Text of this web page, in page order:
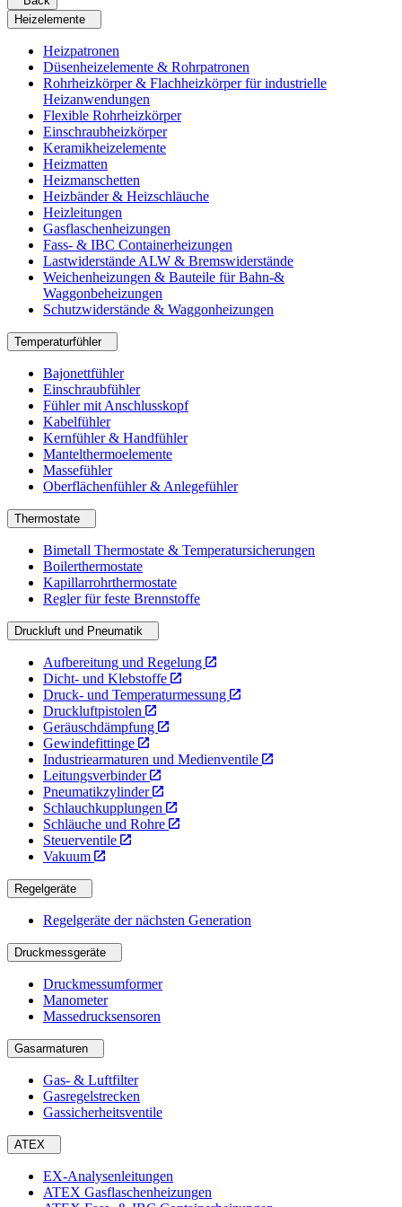
Heizelemente
Heizpatronen
Düsenheizelemente & Rohrpatronen
Rohrheizkörper & Flachheizkörper für industrielle
Heizanwendungen
Flexible Rohrheizkörper
Einschraubheizkörper
Keramikheizelemente
Heizmatten
Heizmanschetten
Heizbänder & Heizschläuche
Heizleitungen
Gasflaschenheizungen
Fass- & IBC Containerheizungen
Lastwiderstände ALW & Bremswiderstände
Weichenheizungen & Bauteile für Bahn-&
Waggonbeheizungen
Schutzwiderstände & Waggonheizungen
Temperaturfühler
Bajonettfühler
Einschraubfühler
Fühler mit Anschlusskopf
Kabelfühler
Kernfühler & Handfühler
Mantelthermoelemente
Massefühler
Oberflächenfühler & Anlegefühler
Thermostate
Bimetall Thermostate & Temperatursicherungen
Boilerthermostate
Kapillarrohrthermostate
Regler für feste Brennstoffe
Druckluft und Pneumatik
Aufbereitung und Regelung
Dicht- und Klebstoffe
Druck- und Temperaturmessung
Druckluftpistolen
Geräuschdämpfung
Gewindefittinge
Industriearmaturen und Medienventile
Leitungsverbinder
Pneumatikzylinder
Schlauchkupplungen
Schläuche und Rohre
Steuerventile
Vakuum
Regelgeräte
Regelgeräte der nächsten Generation
Druckmessgeräte
Druckmessumformer
Manometer
Massedrucksensoren
Gasarmaturen
Gas- & Luftfilter
Gasregelstrecken
Gassicherheitsventile
ATEX
EX-Analysenleitungen
ATEX Gasflaschenheizungen